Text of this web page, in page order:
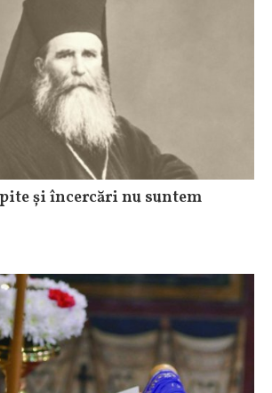
și încercări nu suntem